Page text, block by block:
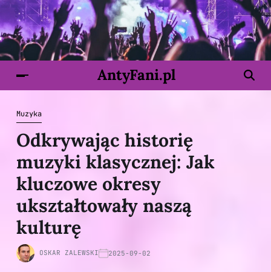
AntyFani.pl
Muzyka
Odkrywając historię
muzyki klasycznej: Jak
kluczowe okresy
ukształtowały naszą
kulturę
OSKAR ZALEWSKI 2025-09-02